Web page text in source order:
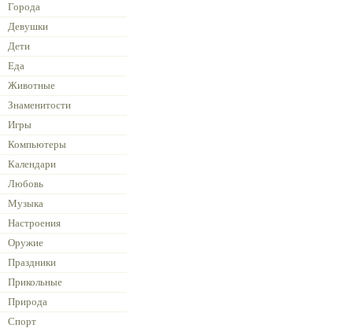
Города
Девушки
Дети
Еда
Животные
Знаменитости
Игры
Компьютеры
Календари
Любовь
Музыка
Настроения
Оружие
Праздники
Прикольные
Природа
Спорт